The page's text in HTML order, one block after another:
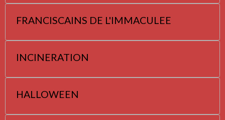
FRANCISCAINS DE L'IMMACULEE
INCINERATION
HALLOWEEN